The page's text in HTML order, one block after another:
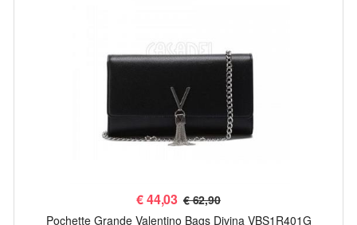
€44,03 € 62,90
Pochette Grande Valentino Bags Divina VBS1R401G